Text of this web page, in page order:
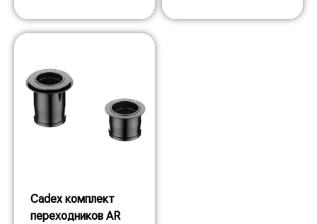
Cadex комплект
переходников AR